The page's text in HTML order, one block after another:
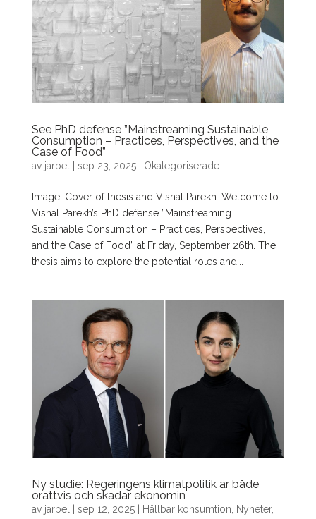
See PhD defense ”Mainstreaming Sustainable
Consumption – Practices, Perspectives, and the
Case of Food”
av jarbel| sep 23, 2025| Okategoriserade
Image: Cover of thesis and Vishal Parekh. Welcome to
Vishal Parekh’s PhD defense ”Mainstreaming
Sustainable Consumption – Practices, Perspectives,
and the Case of Food” at Friday, September 26th. The
thesis aims to explore the potential roles and...
Ny studie: Regeringens klimatpolitik är både
orättvis och skadar ekonomin
av jarbel| sep 12, 2025| Hållbar konsumtion, Nyheter,